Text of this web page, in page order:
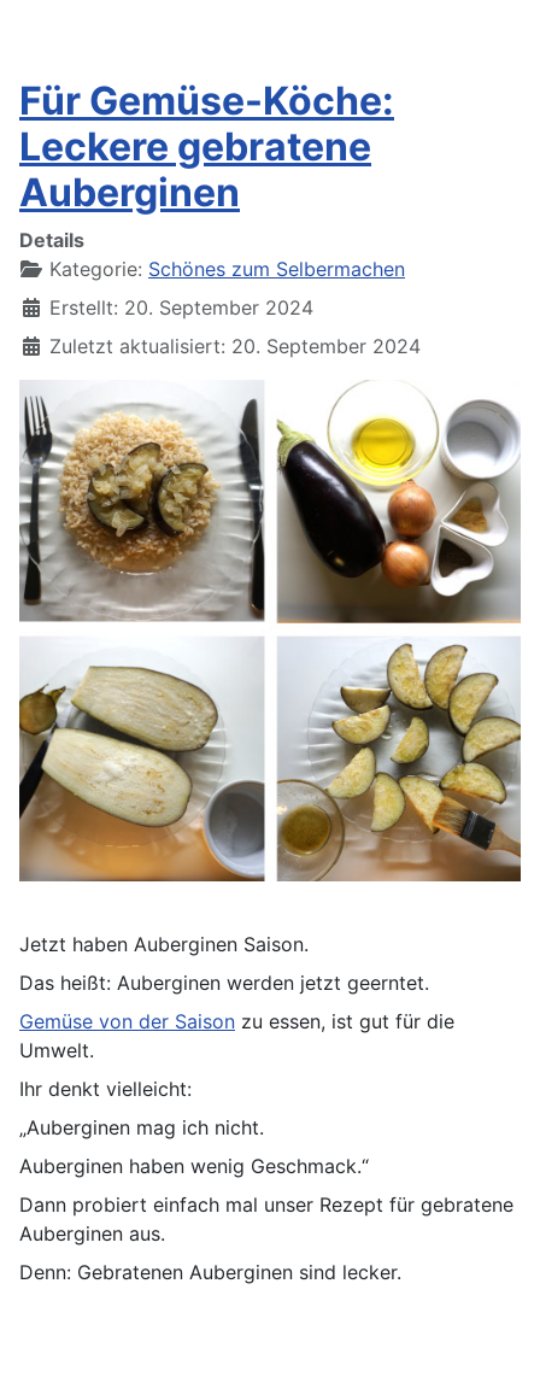
Für Gemüse-Köche:
Leckere gebratene
Auberginen
Details
Kategorie: Schönes zum Selbermachen
Erstellt: 20. September 2024
Zuletzt aktualisiert: 20. September 2024
Jetzt haben Auberginen Saison.
Das heißt: Auberginen werden jetzt geerntet.
Gemüse von der Saison zu essen, ist gut für die
Umwelt.
Ihr denkt vielleicht:
„Auberginen mag ich nicht.
Auberginen haben wenig Geschmack.“
Dann probiert einfach mal unser Rezept für gebratene
Auberginen aus.
Denn: Gebratenen Auberginen sind lecker.